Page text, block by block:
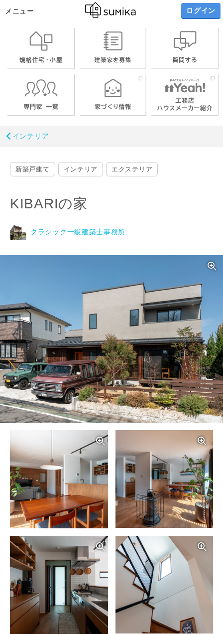
メニュー ログイン
インテリア
新築戸建て インテリア エクステリア
KIBARIの家
クラシック一級建築士事務所
写真を拡大する
写真を拡大する